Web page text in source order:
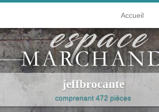
Accueil
jeffbrocante
comprenant 472 pièces